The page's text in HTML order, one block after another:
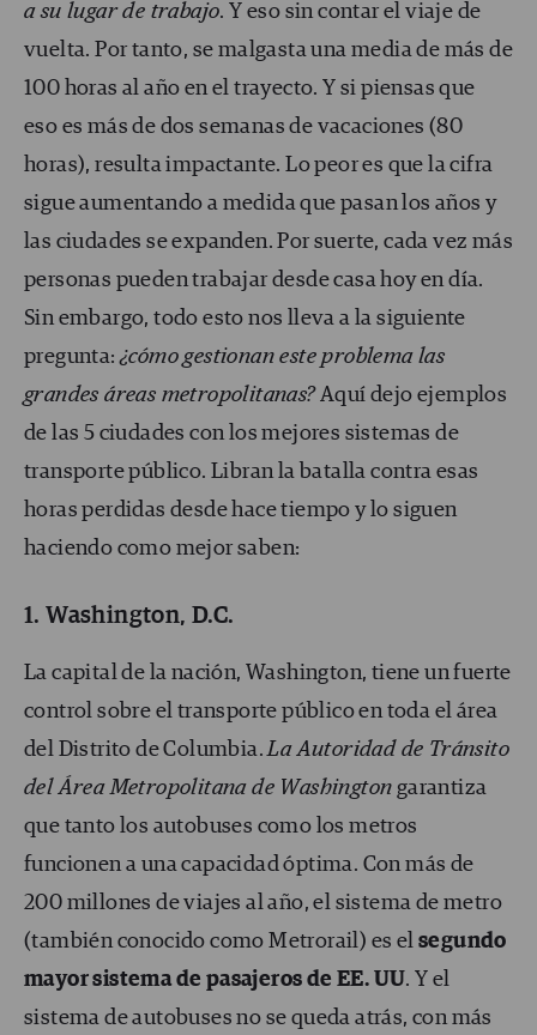
a su lugar de trabajo. Y eso sin contar el viaje de
vuelta. Por tanto, se malgasta una media de más de
100 horas al año en el trayecto. Y si piensas que
eso es más de dos semanas de vacaciones (80
horas), resulta impactante. Lo peor es que la cifra
sigue aumentando a medida que pasan los años y
las ciudades se expanden. Por suerte, cada vez más
personas pueden trabajar desde casa hoy en día.
Sin embargo, todo esto nos lleva a la siguiente
pregunta:¿cómo gestionan este problema las
grandes áreas metropolitanas?Aquí dejo ejemplos
de las 5 ciudades con los mejores sistemas de
transporte público. Libran la batalla contra esas
horas perdidas desde hace tiempo y lo siguen
haciendo como mejor saben:
1. Washington, D.C.
La capital de la nación, Washington, tiene un fuerte
control sobre el transporte público en toda el área
del Distrito de Columbia.La Autoridad de Tránsito
del Área Metropolitana de Washington garantiza
que tanto los autobuses como los metros
funcionen a una capacidad óptima. Con más de
200 millones de viajes al año, el sistema de metro
(también conocido como Metrorail) es el segundo
mayor sistema de pasajeros de EE. UU. Y el
sistema de autobuses no se queda atrás, con más